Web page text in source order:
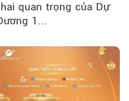
quan trọng của Dự
1...